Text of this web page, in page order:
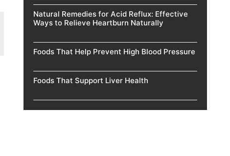
Natural Remedies for Acid Reflux: Effective
Ways to Relieve Heartburn Naturally
Foods That Help Prevent High Blood Pressure
Foods That Support Liver Health